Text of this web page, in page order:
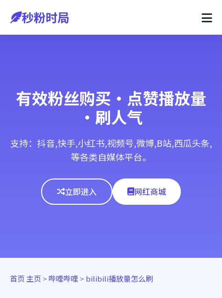
秒粉时局
有效粉丝购买·点赞播放量
·刷人气
支持：抖音,快手,小红书,视频号,微博,B站,西瓜头条,
等各类自媒体平台。
立即进入 网红商城
首页 主页 >哔哩哔哩 > bilibili播放量怎么刷